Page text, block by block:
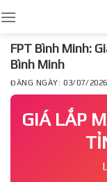
to
content
FPT Bình Minh:
Bình Minh
ĐĂNG NGÀY: 03/07/
GIÁ LẮP